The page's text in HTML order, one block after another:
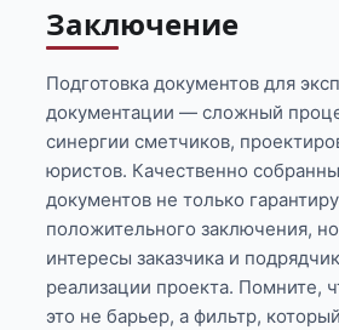
Заключение
Подготовка документов для
документации — сложный
синергии сметчиков,
юристов. Качественно
документов не только
положительного заключения,
интересы заказчика и
реализации проекта. Помните,
это не барьер, а фильтр,